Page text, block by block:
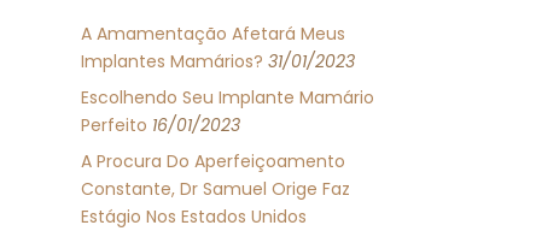
A Amamentação Afetará Meus
Implantes Mamários? 31/01/2023
Escolhendo Seu Implante Mamário
Perfeito 16/01/2023
A Procura Do Aperfeiçoamento
Constante, Dr Samuel Orige Faz
Estágio Nos Estados Unidos